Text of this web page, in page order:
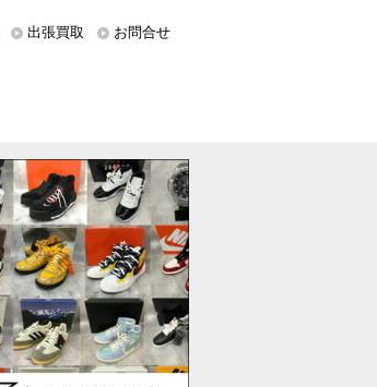
出張買取 お問合せ